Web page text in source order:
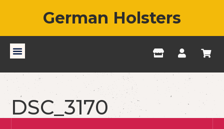
German Holsters
DSC_3170